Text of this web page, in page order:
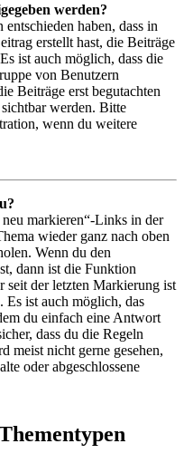
werden?
haben, dass in
erstellt hast, die Beiträge
ist auch möglich, dass die
von Benutzern
Beiträge erst begutachten
werden. Bitte
wenn du weitere
markieren“-Links in der
wieder ganz nach oben
Wenn du den
dann ist die Funktion
seit der letzten Markierung ist
Es ist auch möglich, das
du einfach eine Antwort
dass du die Regeln
meist nicht gerne gesehen,
oder abgeschlossene